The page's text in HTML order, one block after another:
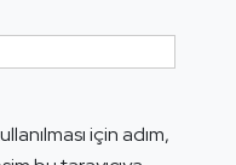
için adım,